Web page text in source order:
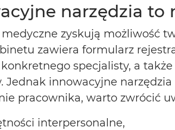
narzędzia to
zyskują możliwość
zawiera formularz
specjalisty, a
Jednak innowacyjne
pracownika, warto zwrócić
interpersonalne,